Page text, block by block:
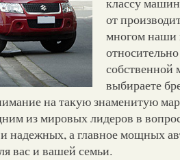
от
многом наши
выбираете
на такую знаменитую
из мировых лидеров в
надежных, а главное мощных
вас и вашей семьи.